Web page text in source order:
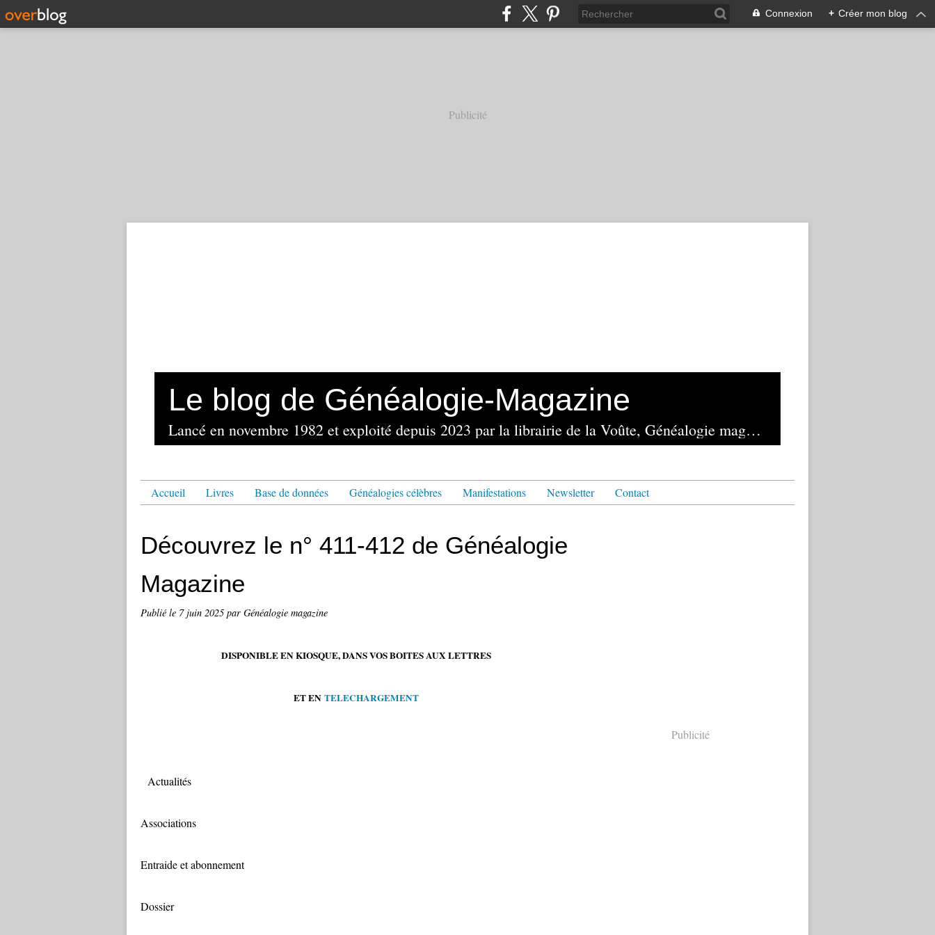
Connexion + Créer mon blog
Publicité
Le blog de Généalogie-Magazine
Lancé en novembre 1982 et exploité depuis 2023 par la librairie de la Voûte, Généalogie magazine reste le seul mensuel français de généalogie
Accueil Livres Base de données Généalogies célèbres Manifestations Newsletter Contact
Découvrez le n° 411-412 de Généalogie
Magazine
Publié le 7 juin 2025 par Généalogie magazine
DISPONIBLE EN KIOSQUE, DANS VOS BOITES AUX LETTRES
ET EN TELECHARGEMENT
Actualités
Associations
Entraide et abonnement
Dossier
Publicité